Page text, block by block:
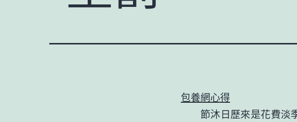
包養網心得
節沐日歷來是花費淡